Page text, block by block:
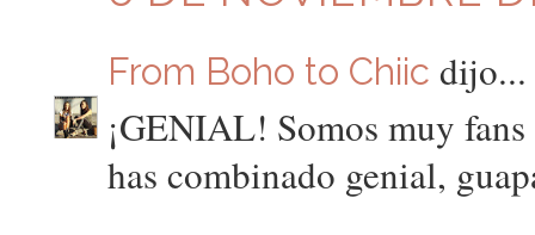
From Boho to Chiic dijo...
¡GENIAL! Somos muy
has combinado genial,